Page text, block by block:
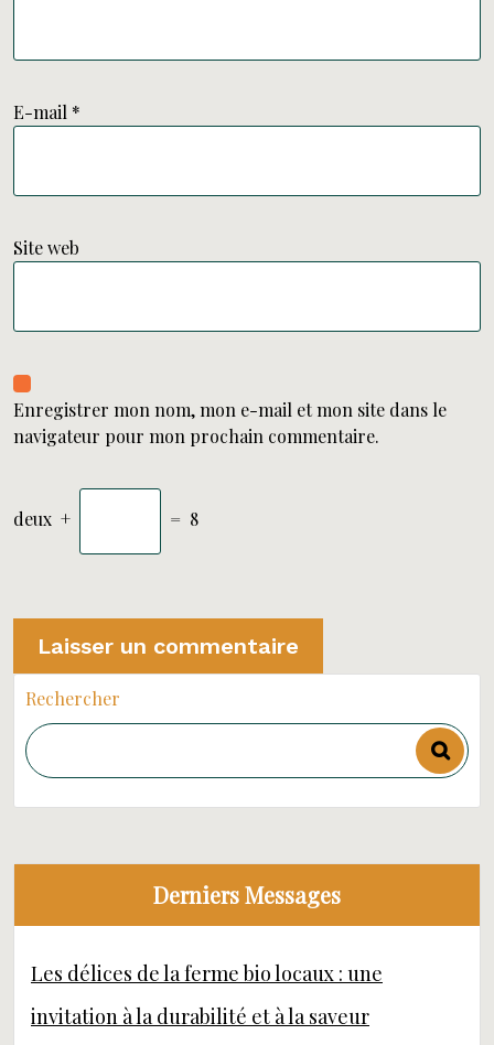
E-mail *
Site web
Enregistrer mon nom, mon e-mail et mon site dans le
navigateur pour mon prochain commentaire.
deux + = 8
Rechercher
Derniers Messages
Les délices de la ferme bio locaux : une
invitation à la durabilité et à la saveur